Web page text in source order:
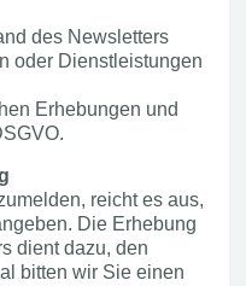
des Newsletters
oder Dienstleistungen
Erhebungen und
reicht es aus,
Die Erhebung
dient dazu, den
bitten wir Sie einen